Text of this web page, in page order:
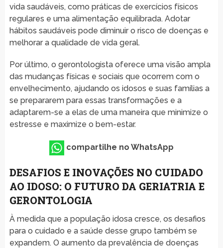
vida saudáveis, como práticas de exercícios físicos
regulares e uma alimentação equilibrada. Adotar
hábitos saudáveis pode diminuir o risco de doenças e
melhorar a qualidade de vida geral.
Por último, o gerontologista oferece uma visão ampla
das mudanças físicas e sociais que ocorrem com o
envelhecimento, ajudando os idosos e suas famílias a
se prepararem para essas transformações e a
adaptarem-se a elas de uma maneira que minimize o
estresse e maximize o bem-estar.
compartilhe no WhatsApp
DESAFIOS E INOVAÇÕES NO CUIDADO
AO IDOSO: O FUTURO DA GERIATRIA E
GERONTOLOGIA
À medida que a população idosa cresce, os desafios
para o cuidado e a saúde desse grupo também se
expandem. O aumento da prevalência de doenças